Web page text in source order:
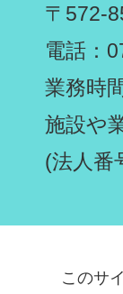
〒572-
電話：
業務時
施設や
(法人番
このサ